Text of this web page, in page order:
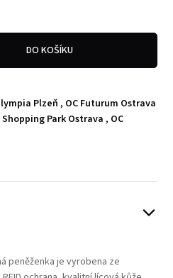
DO KOŠÍKU
Plzeň , OC Futurum Ostrava
Shopping Park Ostrava , OC
Play
peněženka je vyrobena ze